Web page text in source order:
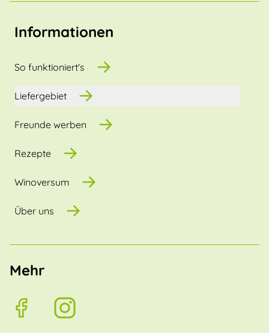
Informationen
So funktioniert's
Liefergebiet
Freunde werben
Rezepte
Winoversum
Über uns
Mehr